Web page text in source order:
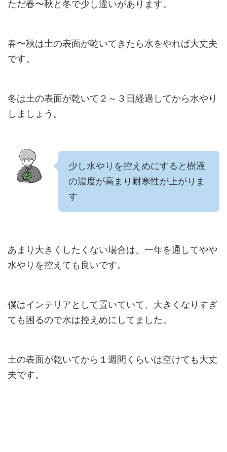
ただ春〜秋と冬で少し違いがあります。
春〜秋は土の表面が乾いてきたら水をやれば大丈夫
です。
冬は土の表面が乾いて２～３日経過してから水やり
しましょう。
少し水やりを控えめにすると樹液
の濃度が高まり耐寒性が上がりま
す
あまり大きくしたくない場合は、一年を通してやや
水やりを控えても良いです。
僕はインテリアとして置いていて、大きくなりすぎ
ても困るので水は控えめにしてました。
土の表面が乾いてから１週間くらいは空けても大丈
夫です。